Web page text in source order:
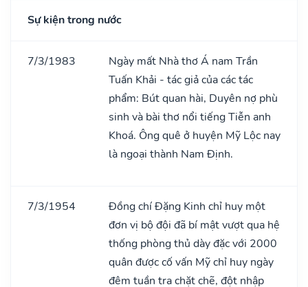
Sự kiện trong nước
7/3/1983
Ngày mất Nhà thơ Á nam Trần
Tuấn Khải - tác giả của các tác
phẩm: Bút quan hài, Duyên nợ phù
sinh và bài thơ nổi tiếng Tiễn anh
Khoá. Ông quê ở huyện Mỹ Lộc nay
là ngoại thành Nam Định.
7/3/1954
Đồng chí Đặng Kinh chỉ huy một
đơn vị bộ đội đã bí mật vượt qua hệ
thống phòng thủ dày đặc với 2000
quân được cố vấn Mỹ chỉ huy ngày
đêm tuần tra chặt chẽ, đột nhập